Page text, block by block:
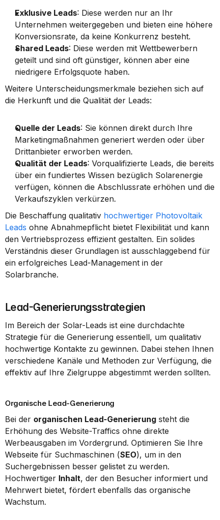
Exklusive Leads: Diese werden nur an Ihr
Unternehmen weitergegeben und bieten eine höhere
Konversionsrate, da keine Konkurrenz besteht.
Shared Leads: Diese werden mit Wettbewerbern
geteilt und sind oft günstiger, können aber eine
niedrigere Erfolgsquote haben.
Weitere Unterscheidungsmerkmale beziehen sich auf
die Herkunft und die Qualität der Leads:
Quelle der Leads: Sie können direkt durch Ihre
Marketingmaßnahmen generiert werden oder über
Drittanbieter erworben werden.
Qualität der Leads: Vorqualifizierte Leads, die bereits
über ein fundiertes Wissen bezüglich Solarenergie
verfügen, können die Abschlussrate erhöhen und die
Verkaufszyklen verkürzen.
Die Beschaffung qualitativ hochwertiger Photovoltaik
Leads ohne Abnahmepflicht bietet Flexibilität und kann
den Vertriebsprozess effizient gestalten. Ein solides
Verständnis dieser Grundlagen ist ausschlaggebend für
ein erfolgreiches Lead-Management in der
Solarbranche.
Lead-Generierungsstrategien
Im Bereich der Solar-Leads ist eine durchdachte
Strategie für die Generierung essentiell, um qualitativ
hochwertige Kontakte zu gewinnen. Dabei stehen Ihnen
verschiedene Kanäle und Methoden zur Verfügung, die
effektiv auf Ihre Zielgruppe abgestimmt werden sollten.
Organische Lead-Generierung
Bei der organischen Lead-Generierung steht die
Erhöhung des Website-Traffics ohne direkte
Werbeausgaben im Vordergrund. Optimieren Sie Ihre
Webseite für Suchmaschinen (SEO), um in den
Suchergebnissen besser gelistet zu werden.
Hochwertiger Inhalt, der den Besucher informiert und
Mehrwert bietet, fördert ebenfalls das organische
Wachstum.